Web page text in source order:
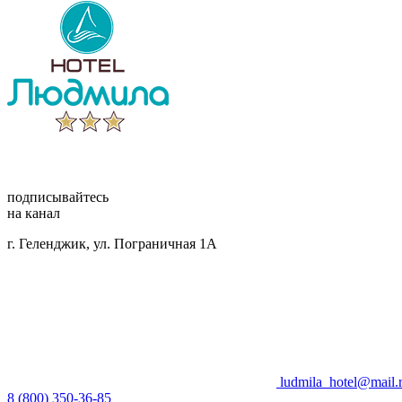
подписывайтесь
на канал
г. Геленджик, ул. Пограничная 1А
8 (800) 350-36-85